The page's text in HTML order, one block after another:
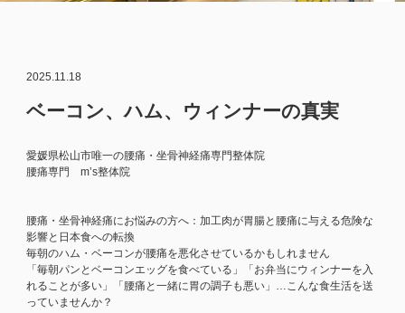
2025.11.18
ベーコン、ハム、ウィンナーの真実
愛媛県松山市唯一の腰痛・坐骨神経痛専門整体院
腰痛専門 m’s整体院
腰痛・坐骨神経痛にお悩みの方へ：加工肉が胃腸と腰痛に与える危険な
影響と日本食への転換
毎朝のハム・ベーコンが腰痛を悪化させているかもしれません
「毎朝パンとベーコンエッグを食べている」「お弁当にウィンナーを入
れることが多い」「腰痛と一緒に胃の調子も悪い」…こんな食生活を送
っていませんか？